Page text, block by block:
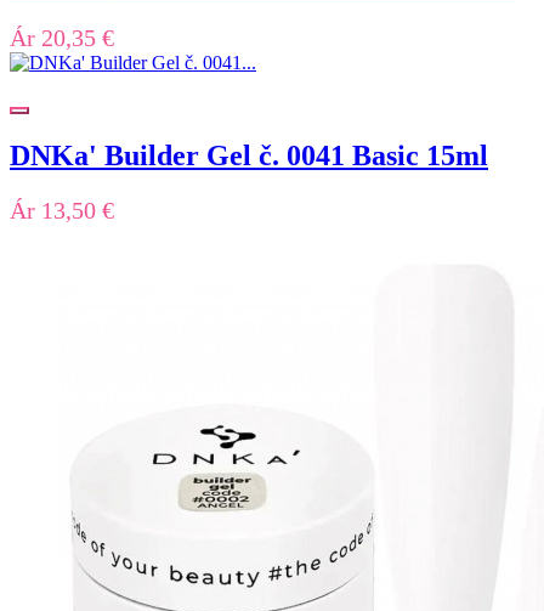
Ár 20,35 €
DNKa' Builder Gel č. 0041 Basic 15ml
Ár 13,50 €